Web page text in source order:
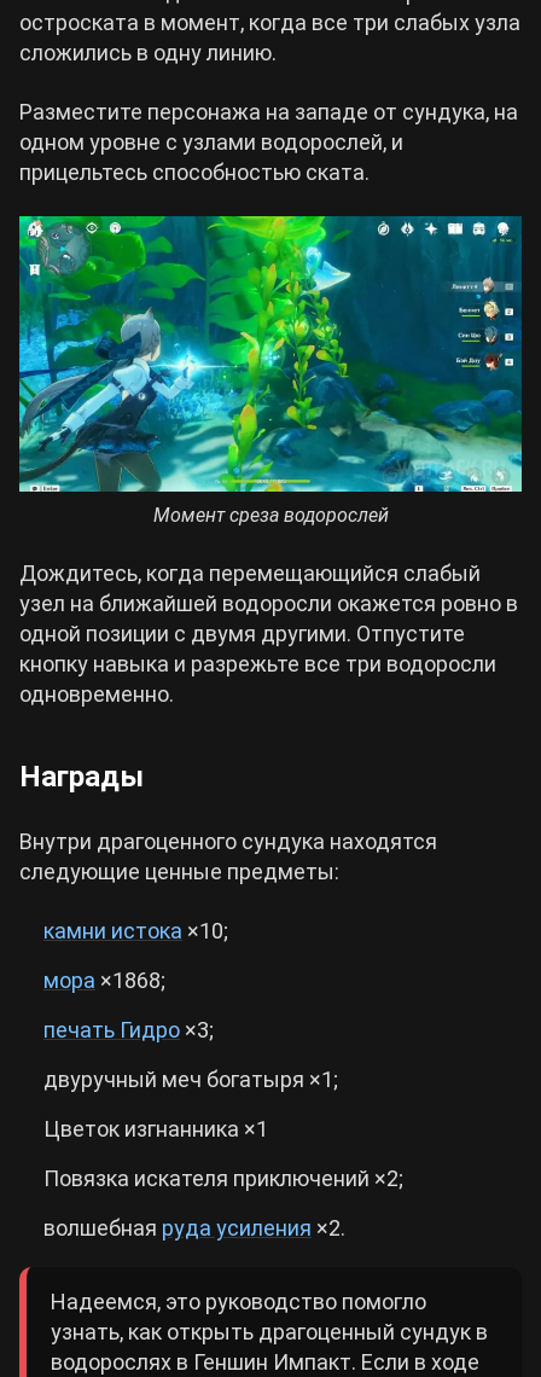
остроската в момент, когда все три слабых узла
сложились в одну линию.
Разместите персонажа на западе от сундука, на
одном уровне с узлами водорослей, и
прицельтесь способностью ската.
Момент среза водорослей
Дождитесь, когда перемещающийся слабый
узел на ближайшей водоросли окажется ровно в
одной позиции с двумя другими. Отпустите
кнопку навыка и разрежьте все три водоросли
одновременно.
Награды
Внутри драгоценного сундука находятся
следующие ценные предметы:
камни истока ×10;
мора ×1868;
печать Гидро ×3;
двуручный меч богатыря ×1;
Цветок изгнанника ×1
Повязка искателя приключений ×2;
волшебная руда усиления ×2.
Надеемся, это руководство помогло
узнать, как открыть драгоценный сундук в
водорослях в Геншин Импакт. Если в ходе